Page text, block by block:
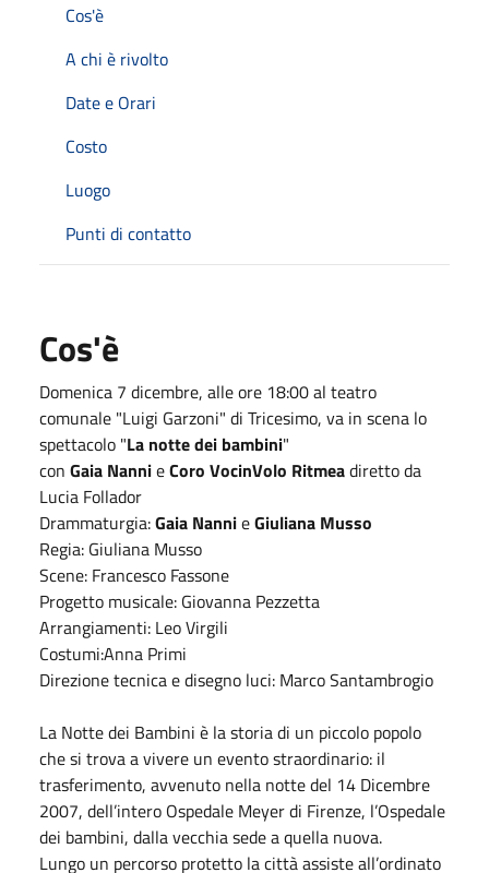
Cos'è
A chi è rivolto
Date e Orari
Costo
Luogo
Punti di contatto
Cos'è
Domenica 7 dicembre, alle ore 18:00 al teatro
comunale "Luigi Garzoni" di Tricesimo, va in scena lo
spettacolo "La notte dei bambini"
con Gaia NannieCoro VocinVolo Ritmeadiretto da
Lucia Follador
Drammaturgia:Gaia NannieGiuliana Musso
Regia: Giuliana Musso
Scene: Francesco Fassone
Progetto musicale: Giovanna Pezzetta
Arrangiamenti: Leo Virgili
Costumi:Anna Primi
Direzione tecnica e disegno luci: Marco Santambrogio
La Notte dei Bambini è la storia di un piccolo popolo
che si trova a vivere un evento straordinario: il
trasferimento, avvenuto nella notte del 14 Dicembre
2007, dell’intero Ospedale Meyer di Firenze, l’Ospedale
dei bambini, dalla vecchia sede a quella nuova.
Lungo un percorso protetto la città assiste all’ordinato